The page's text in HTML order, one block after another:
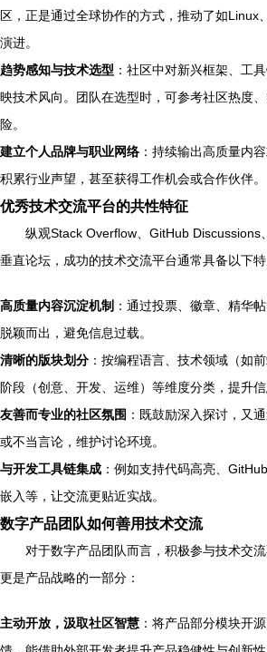
区，正是通过全球协作的方式，推动了如Linux
演进。
趋势感知与技术选型 ：社区中对新兴框架、工
映技术风向。团队在选型时，可参考社区热度
险。
建立个人品牌与职业网络 ：持续输出高质量内
积累行业声望，甚至获得工作机会或合作伙伴。
优秀技术交流平台的共性特征
纵观Stack Overflow、GitHub Discussions
垂直论坛，成功的技术交流平台通常具备以下特
高质量内容沉淀机制 ：通过投票、徽章、精华
脱颖而出，避免信息过载。
清晰的版块划分 ：按编程语言、技术领域（如
阶段（创意、开发、运维）等维度分类，提升信
友善而专业的社区氛围 ：既鼓励深入探讨，又
或不当言论，维护讨论环境。
与开发工具链集成 ：例如支持代码高亮、
嵌入等，让交流更贴近实战。
数字产品团队如何善用技术交流
对于数字产品团队而言，积极参与技术交
更是产品战略的一部分：
主动开放，汲取社区智慧 ：将产品部分模块开